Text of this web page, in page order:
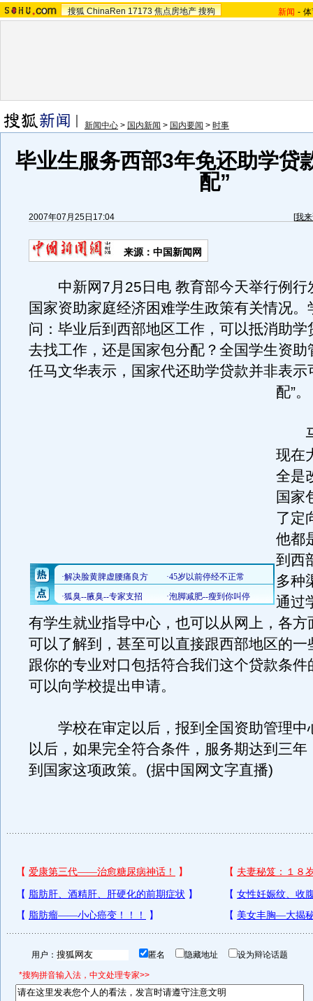
搜狐 ChinaRen 17173 焦点房地产 搜狗 新闻 -
新闻中心 > 国内新闻 > 国内要闻 > 时事
毕业生服务西部3年免还助学贷
配”
2007年07月25日17:04 [我
来源：中国新闻网
中新网7月25日电 教育部今天举行例行
国家资助家庭经济困难学生政策有关情况。
问：毕业后到西部地区工作，可以抵消助学
去找工作，还是国家包分配？全国学生资助
任马文华表示，国家代还助学贷款并非表示
配”。
马
现在
全是
国家
了定
他都
到西
多种
通过
有学生就业指导中心，也可以从网上，各方
可以了解到，甚至可以直接跟西部地区的一
跟你的专业对口包括符合我们这个贷款条件
可以向学校提出申请。
学校在审定以后，报到全国资助管理中
以后，如果完全符合条件，服务期达到三年
到国家这项政策。(据中国网文字直播)
用户： 匿名 隐藏地址 设为辩论话题
*搜狗拼音输入法，中文处理专家>>